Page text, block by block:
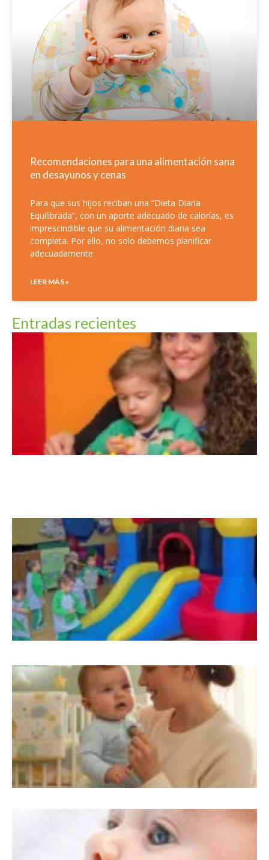
Recomendaciones para una alimentación sana
en desayunos y cenas
Para que sus hijos reciban una “Dieta Diaria
Equilibrada”, con un aporte adecuado de calorías, es
imprescindible que su alimentación diaria sea
completa. Por ello, no solo debemos planificar
adecuadamente
LEER MÁS »
Entradas recientes